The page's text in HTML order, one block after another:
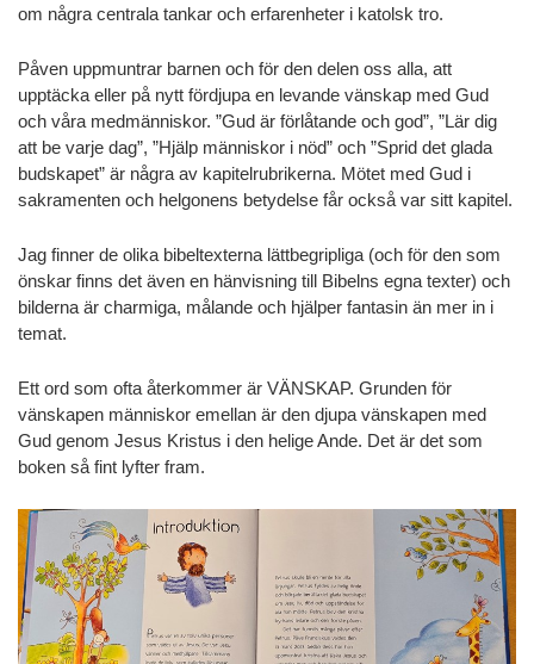
om några centrala tankar och erfarenheter i katolsk tro.
Påven uppmuntrar barnen och för den delen oss alla, att
upptäcka eller på nytt fördjupa en levande vänskap med Gud
och våra medmänniskor. ”Gud är förlåtande och god”, ”Lär dig
att be varje dag”, ”Hjälp människor i nöd” och ”Sprid det glada
budskapet” är några av kapitelrubrikerna. Mötet med Gud i
sakramenten och helgonens betydelse får också var sitt kapitel.
Jag finner de olika bibeltexterna lättbegripliga (och för den som
önskar finns det även en hänvisning till Bibelns egna texter) och
bilderna är charmiga, målande och hjälper fantasin än mer in i
temat.
Ett ord som ofta återkommer är VÄNSKAP. Grunden för
vänskapen människor emellan är den djupa vänskapen med
Gud genom Jesus Kristus i den helige Ande. Det är det som
boken så fint lyfter fram.